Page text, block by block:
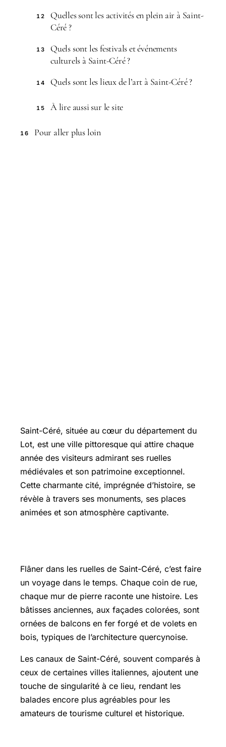
12
Quelles sont les activités en plein air à Saint-
Céré ?
13
Quels sont les festivals et événements
culturels à Saint-Céré ?
14 Quels sont les lieux de l’art à Saint-Céré ?
15 À lire aussi sur le site
16 Pour aller plus loin
Saint-Céré, située au cœur du département du
Lot, est une ville pittoresque qui attire chaque
année des visiteurs admirant ses ruelles
médiévales et son patrimoine exceptionnel.
Cette charmante cité, imprégnée d’histoire, se
révèle à travers ses monuments, ses places
animées et son atmosphère captivante.
Flâner dans les ruelles de Saint-Céré, c’est faire
un voyage dans le temps. Chaque coin de rue,
chaque mur de pierre raconte une histoire. Les
bâtisses anciennes, aux façades colorées, sont
ornées de balcons en fer forgé et de volets en
bois, typiques de l’architecture quercynoise.
Les canaux de Saint-Céré, souvent comparés à
ceux de certaines villes italiennes, ajoutent une
touche de singularité à ce lieu, rendant les
balades encore plus agréables pour les
amateurs de tourisme culturel et historique.